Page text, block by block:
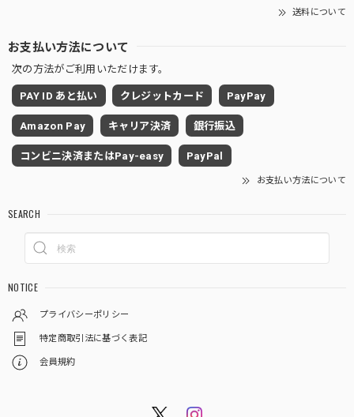
送料について
お支払い方法について
次の方法がご利用いただけます。
PAY ID あと払い クレジットカード PayPay
Amazon Pay キャリア決済 銀行振込
コンビニ決済またはPay-easy PayPal
お支払い方法について
SEARCH
NOTICE
プライバシーポリシー
特定商取引法に基づく表記
会員規約